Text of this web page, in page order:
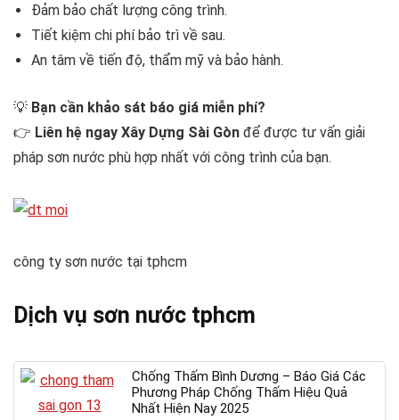
Đảm bảo chất lượng công trình.
Tiết kiệm chi phí bảo trì về sau.
An tâm về tiến độ, thẩm mỹ và bảo hành.
💡 Bạn cần khảo sát báo giá miễn phí?
👉 Liên hệ ngay Xây Dựng Sài Gòn để được tư vấn giải
pháp sơn nước phù hợp nhất với công trình của bạn.
công ty sơn nước tại tphcm
Dịch vụ sơn nước tphcm
Chống Thấm Bình Dương – Báo Giá Các
Phương Pháp Chống Thấm Hiệu Quả
Nhất Hiện Nay 2025